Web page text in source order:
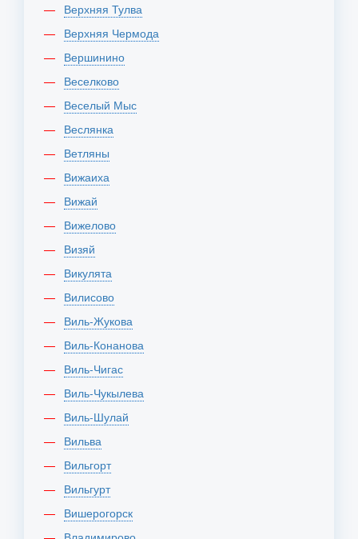
Верхняя Тулва
Верхняя Чермода
Вершинино
Веселково
Веселый Мыс
Веслянка
Ветляны
Вижаиха
Вижай
Вижелово
Визяй
Викулята
Вилисово
Виль-Жукова
Виль-Конанова
Виль-Чигас
Виль-Чукылева
Виль-Шулай
Вильва
Вильгорт
Вильгурт
Вишерогорск